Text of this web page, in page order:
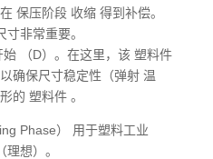
保压阶段 收缩 得到补偿。
非常重要。
（D）。在这里，该 塑料件
确保尺寸稳定性（弹射 温
的 塑料件 。
想）。